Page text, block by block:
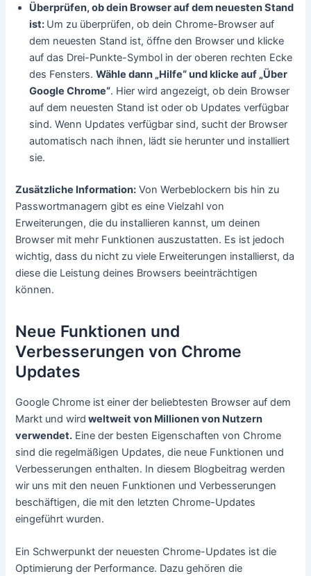
Überprüfen, ob dein Browser auf dem neuesten Stand
ist: Um zu überprüfen, ob dein Chrome-Browser auf
dem neuesten Stand ist, öffne den Browser und klicke
auf das Drei-Punkte-Symbol in der oberen rechten Ecke
des Fensters.Wähle dann „Hilfe“ und klicke auf „Über
Google Chrome“. Hier wird angezeigt, ob dein Browser
auf dem neuesten Stand ist oder ob Updates verfügbar
sind. Wenn Updates verfügbar sind, sucht der Browser
automatisch nach ihnen, lädt sie herunter und installiert
sie.
Zusätzliche Information: Von Werbeblockern bis hin zu
Passwortmanagern gibt es eine Vielzahl von
Erweiterungen, die du installieren kannst, um deinen
Browser mit mehr Funktionen auszustatten. Es ist jedoch
wichtig, dass du nicht zu viele Erweiterungen installierst, da
diese die Leistung deines Browsers beeinträchtigen
können.
Neue Funktionen und
Verbesserungen von Chrome
Updates
Google Chrome ist einer der beliebtesten Browser auf dem
Markt und wird weltweit von Millionen von Nutzern
verwendet. Eine der besten Eigenschaften von Chrome
sind die regelmäßigen Updates, die neue Funktionen und
Verbesserungen enthalten. In diesem Blogbeitrag werden
wir uns mit den neuen Funktionen und Verbesserungen
beschäftigen, die mit den letzten Chrome-Updates
eingeführt wurden.
Ein Schwerpunkt der neuesten Chrome-Updates ist die
Optimierung der Performance. Dazu gehören die